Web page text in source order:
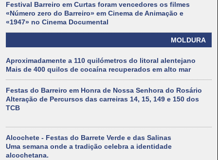
Festival Barreiro em Curtas foram vencedores os filmes
«Número zero do Barreiro» em Cinema de Animação e
«1947» no Cinema Documental
MOLDURA
Aproximadamente a 110 quilómetros do litoral alentejano
Mais de 400 quilos de cocaína recuperados em alto mar
Festas do Barreiro em Honra de Nossa Senhora do Rosário
Alteração de Percursos das carreiras 14, 15, 149 e 150 dos
TCB
Alcochete - Festas do Barrete Verde e das Salinas
Uma semana onde a tradição celebra a identidade
alcochetana.